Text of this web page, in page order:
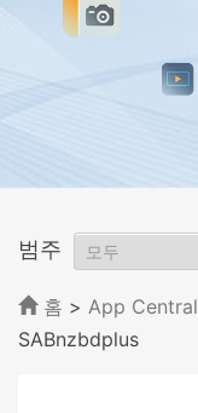
범주
홈 > App Central
SABnzbdplus